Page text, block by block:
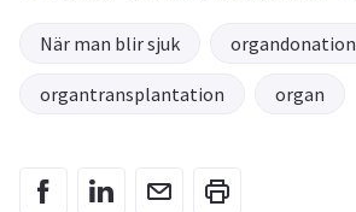
När man blir sjuk organdonation
organtransplantation organ